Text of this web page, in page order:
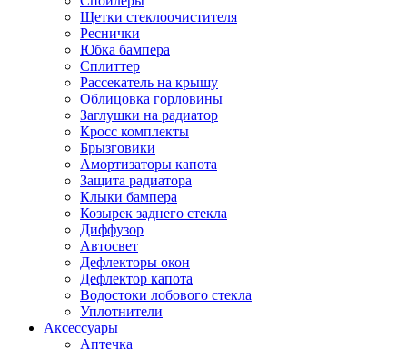
Щетки стеклоочистителя
Реснички
Юбка бампера
Сплиттер
Рассекатель на крышу
Облицовка горловины
Заглушки на радиатор
Кросс комплекты
Брызговики
Амортизаторы капота
Защита радиатора
Клыки бампера
Козырек заднего стекла
Диффузор
Автосвет
Дефлекторы окон
Дефлектор капота
Водостоки лобового стекла
Уплотнители
Аксессуары
Аптечка